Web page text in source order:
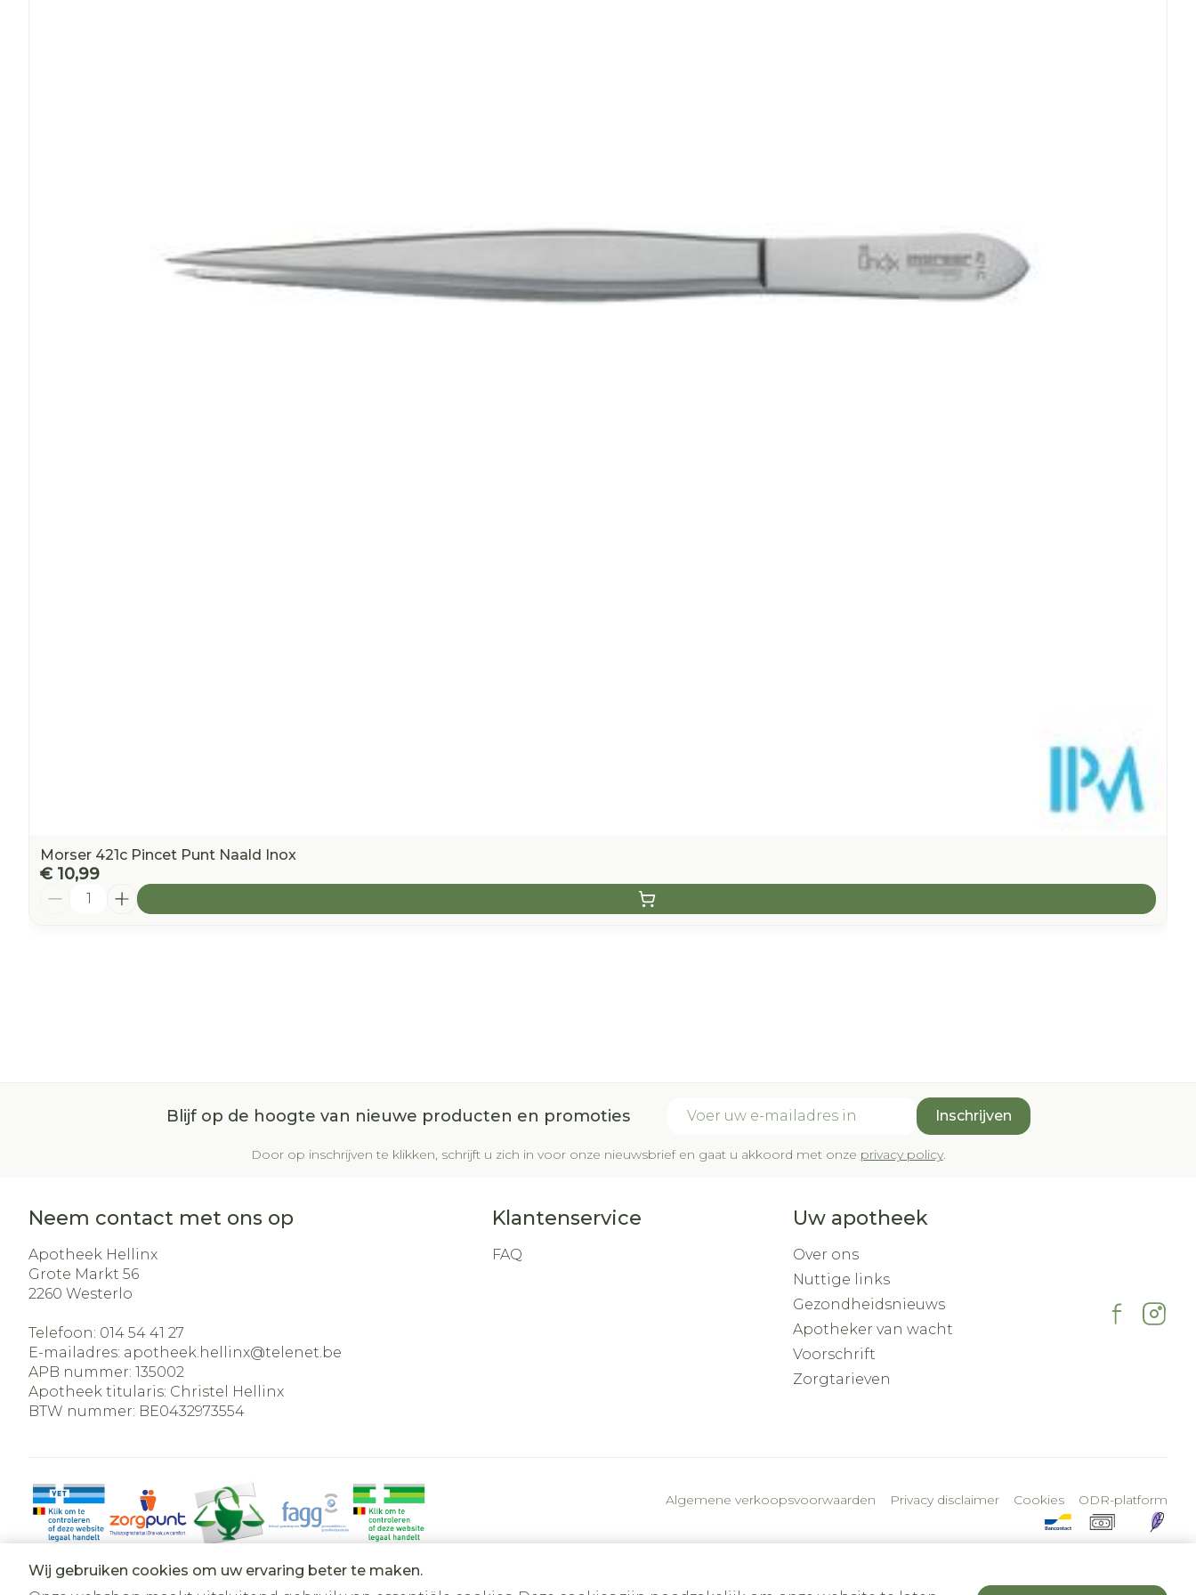
Wij gebruiken cookies om uw ervaring beter te maken.
Morser 421c Pincet Punt Naald Inox
€ 10,99
Blijf op de hoogte van nieuwe producten en promoties Inschrijven
Door op inschrijven te klikken, schrijft u zich in voor onze nieuwsbrief en gaat u akkoord met onze privacy policy.
Neem contact met ons op
Apotheek Hellinx
Grote Markt 56
2260 Westerlo
Telefoon: 014 54 41 27
E-mailadres: apotheek.hellinx@telenet.be
APB nummer: 135002
Apotheek titularis: Christel Hellinx
BTW nummer: BE0432973554
Klantenservice
FAQ
Uw apotheek
Over ons
Nuttige links
Gezondheidsnieuws
Apotheker van wacht
Voorschrift
Zorgtarieven
Algemene verkoopsvoorwaarden Privacy disclaimer Cookies ODR-platform